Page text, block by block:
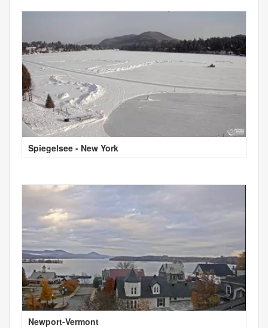
Spiegelsee - New York
Newport-Vermont